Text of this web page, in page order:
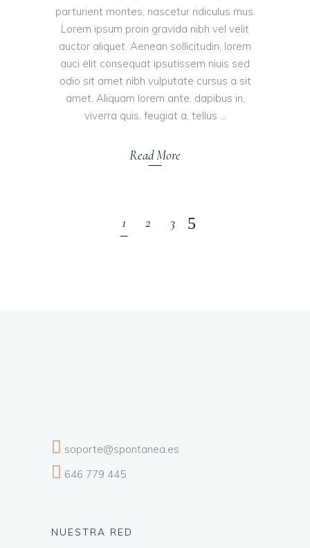
parturient montes, nascetur ridiculus mus.
Lorem ipsum proin gravida nibh vel velit
auctor aliquet. Aenean sollicitudin, lorem
auci elit consequat ipsutissem niuis sed
odio sit amet nibh vulputate cursus a sit
amet. Aliquam lorem ante, dapibus in,
viverra quis, feugiat a, tellus
Read More
1 2 3
soporte@spontanea.es
646 779 445
NUESTRA RED